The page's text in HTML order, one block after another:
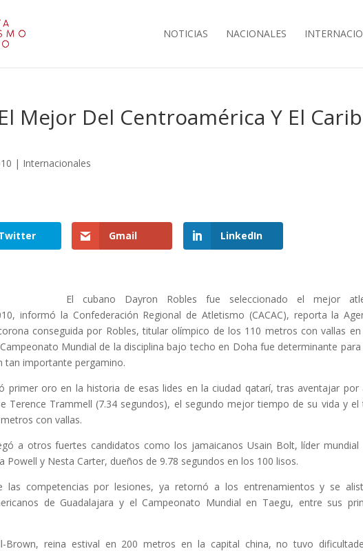
NOTICIAS NACIONALES
Mejor Del Centroamérica Y El
| Internacionales
Gmail LinkedIn
El cubano Dayron Robles fue seleccionado el mejor
informó la Confederación Regional de Atletismo (CACAC), reporta la
conseguida por Robles, titular olímpico de los 110 metros con vallas
Mundial de la disciplina bajo techo en Doha fue determinante para
tan importante pergamino.
primer oro en la historia de esas lides en la ciudad qatarí, tras aventajar por
Terence Trammell (7.34 segundos), el segundo mejor tiempo de su vida y el
con vallas.
a otros fuertes candidatos como los jamaicanos Usain Bolt, líder mundial
Powell y Nesta Carter, dueños de 9.78 segundos en los 100 lisos.
las competencias por lesiones, ya retornó a los entrenamientos y se
de Guadalajara y el Campeonato Mundial en Taegu, entre sus
Brown, reina estival en 200 metros en la capital china, no tuvo